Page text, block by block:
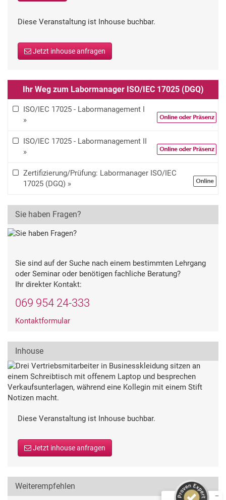
Diese Veranstaltung ist Inhouse buchbar.
Jetzt inhouse anfragen
Ihr Weg zum Labormanager ISO/IEC 17025 (DGQ)
ISO/IEC 17025 - Labormanagement I
»
ISO/IEC 17025 - Labormanagement II
»
Zertifizierung/Prüfung: Labormanager ISO/IEC
17025 (DGQ) »
Sie haben Fragen?
Sie sind auf der Suche nach einem bestimmten Lehrgang
oder Seminar oder benötigen fachliche Beratung?
Ihr direkter Kontakt:
069 954 24-333
Kontaktformular
Inhouse
Diese Veranstaltung ist Inhouse buchbar.
Jetzt inhouse anfragen
Weiterempfehlen
ProvenExpert.com
SEHR GUT